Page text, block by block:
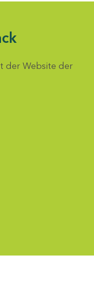
der Website der
auswählen